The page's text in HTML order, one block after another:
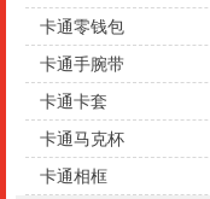
卡通零钱包
卡通手腕带
卡通卡套
卡通马克杯
卡通相框